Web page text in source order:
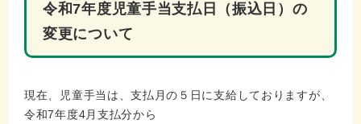
令和7年度児童手当支払日（振込日）の
変更について
現在、児童手当は、支払月の５日に支給しておりますが、
令和7年度4月支払分から